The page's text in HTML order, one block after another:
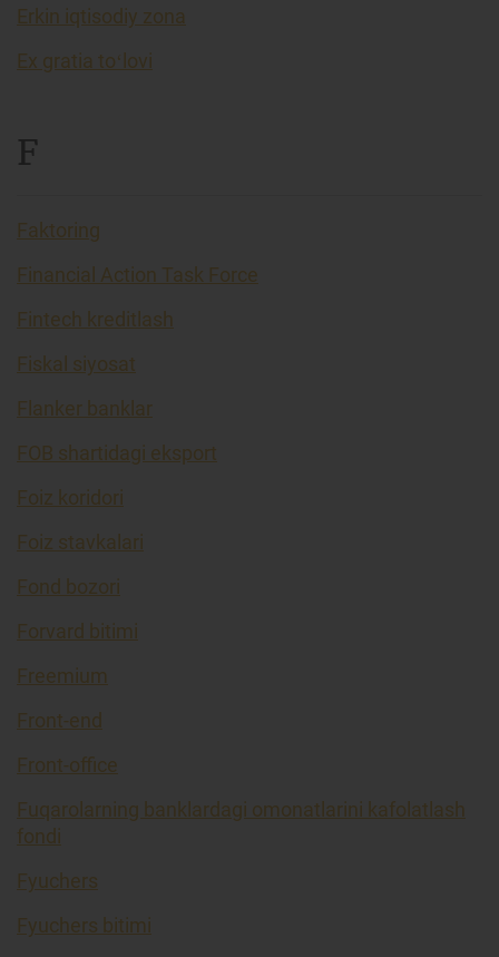
Erkin iqtisodiy zona
Ex gratia toʻlovi
F
Faktoring
Financial Action Task Force
Fintech kreditlash
Fiskal siyosat
Flanker banklar
FOB shartidagi eksport
Foiz koridori
Foiz stavkalari
Fond bozori
Forvard bitimi
Freemium
Front-end
Front-office
Fuqarolarning banklardagi omonatlarini kafolatlash
fondi
Fyuchers
Fyuchers bitimi